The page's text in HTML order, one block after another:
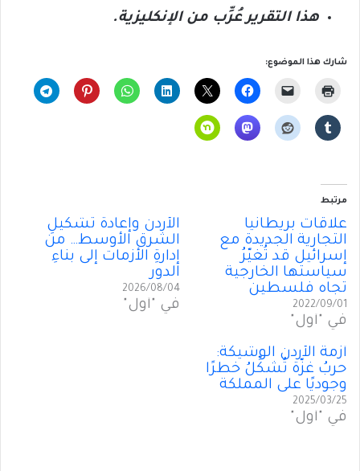
هذا التقرير عُرِّب من الإنكليزية.
شارك هذا الموضوع:
مرتبط
علاقاتُ بريطانيا
التجارية الجديدة مع
إسرائيل قد تُغيّرُ
سياستها الخارجية
تجاه فلسطين
2022/09/01
في "أول"
الأردن وإعادةُ تَشكيلِ
الشرق الأوسط… من
إدارةِ الأزمات إلى بناءِ
الدور
2026/08/04
في "أول"
أزمةُ الأردن الوشيكة:
حربُ غزّة تُشكِّلُ خطرًا
وجوديًا على المملكة
2025/03/25
في "أول"